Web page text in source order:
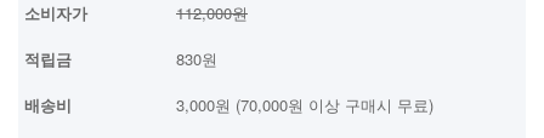
소비자가
112,000원
적립금
830원
배송비
3,000원 (70,000원 이상 구매시 무료)